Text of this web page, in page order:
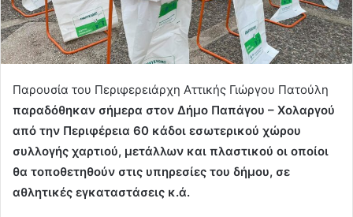
Παρουσία του Περιφερειάρχη Αττικής Γιώργου Πατούλη
παραδόθηκαν σήμερα στον Δήμο Παπάγου – Χολαργού
από την Περιφέρεια 60 κάδοι εσωτερικού χώρου
συλλογής χαρτιού, μετάλλων και πλαστικού οι οποίοι
θα τοποθετηθούν στις υπηρεσίες του δήμου, σε
αθλητικές εγκαταστάσεις κ.ά.